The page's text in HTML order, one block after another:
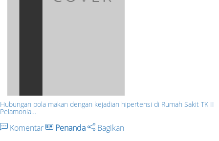
Hubungan pola makan dengan kejadian hipertensi di Rumah Sakit TK II
Pelamonia…
Komentar Penanda Bagikan